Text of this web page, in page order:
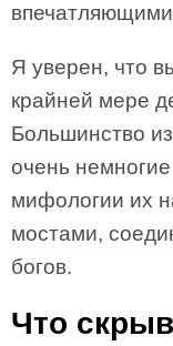
Я уверен, что
крайней мере
Большинство
очень
мифологии их
мостами,
богов.
Что